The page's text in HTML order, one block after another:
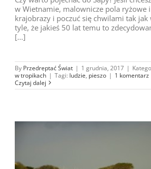
w Wietnamie, malownicze pola ryżowe
krajobrazy i poczuć się chwilami tak jak
tyle, że jakieś 50 lat temu to
[...]
By Przedreptać Świat | 1 grudnia, 2017 |
w tropikach | Tagi: ludzie, pieszo | 1 komentarz
Czytaj dalej